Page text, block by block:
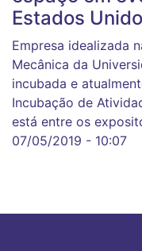
Estados
Empresa idealizada
Mecânica da
incubada e
Incubação de
está entre os
07/05/2019 - 10:07